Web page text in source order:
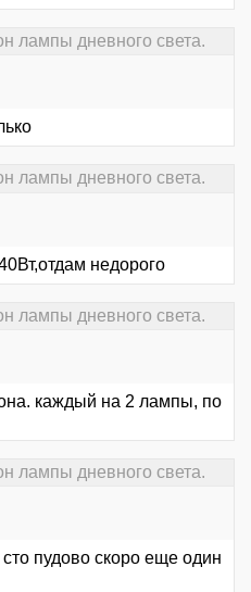
лампы дневного света.
лампы дневного света.
недорого
лампы дневного света.
каждый на 2 лампы, по
лампы дневного света.
сто пудово скоро еще один